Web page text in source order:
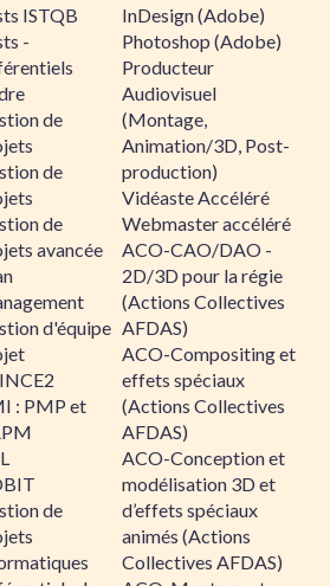
ISTQB
-
de
de
de
avancée
d'équipe
: PMP et
de
InDesign (Adobe)
Photoshop (Adobe)
Producteur
Audiovisuel
(Montage,
Animation/3D, Post-
production)
Vidéaste Accéléré
Webmaster accéléré
ACO-CAO/DAO -
2D/3D pour la régie
(Actions Collectives
AFDAS)
ACO-Compositing et
effets spéciaux
(Actions Collectives
AFDAS)
ACO-Conception et
modélisation 3D et
d’effets spéciaux
animés (Actions
Collectives AFDAS)